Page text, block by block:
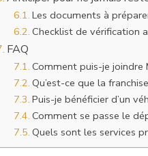
Les documents à
Checklist de vérification
FAQ
Comment puis-je joindre
Qu’est-ce que la
Puis-je bénéficier d’un
Comment se passe le
Quels sont les services